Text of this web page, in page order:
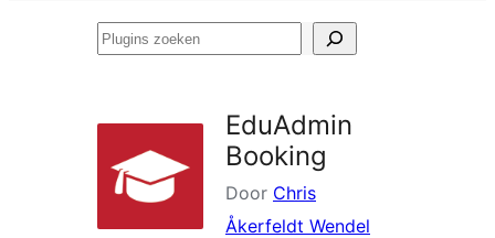
Plugins
EduAdmin
Booking
Door Chris
Åkerfeldt Wendel